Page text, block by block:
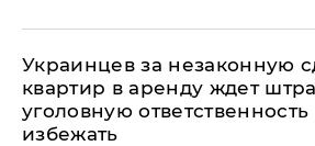
Украинцев за незаконную
квартир в аренду ждет
уголовную
избежать